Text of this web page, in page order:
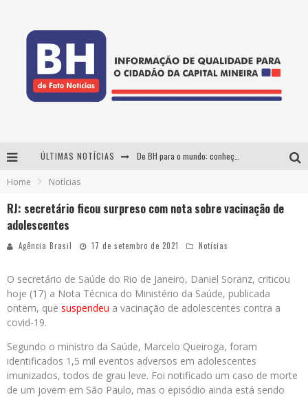
ÚLTIMAS NOTÍCIAS
Milton Guedes, o "músico dos músicos", apresenta show da turnê "Milton Canta Lulu" em BH
Home Notícias
RJ: secretário ficou surpreso com nota sobre vacinação de
adolescentes
Agência Brasil 17 de setembro de 2021 Notícias
O secretário de Saúde do Rio de Janeiro, Daniel Soranz, criticou
hoje (17) a Nota Técnica do Ministério da Saúde, publicada
ontem, que suspendeu a vacinação de adolescentes contra a
covid-19.
Segundo o ministro da Saúde, Marcelo Queiroga, foram
identificados 1,5 mil eventos adversos em adolescentes
imunizados, todos de grau leve. Foi notificado um caso de morte
de um jovem em São Paulo, mas o episódio ainda está sendo